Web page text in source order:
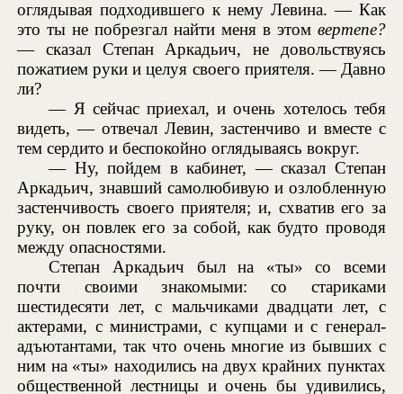
оглядывая подходившего к нему Левина. — Как
это ты не побрезгал найти меня в этом вертепе?
— сказал Степан Аркадьич, не довольствуясь
пожатием руки и целуя своего приятеля. — Давно
ли?
— Я сейчас приехал, и очень хотелось тебя
видеть, — отвечал Левин, застенчиво и вместе с
тем сердито и беспокойно оглядываясь вокруг.
— Ну, пойдем в кабинет, — сказал Степан
Аркадьич, знавший самолюбивую и озлобленную
застенчивость своего приятеля; и, схватив его за
руку, он повлек его за собой, как будто проводя
между опасностями.
Степан Аркадьич был на «ты» со всеми
почти своими знакомыми: со стариками
шестидесяти лет, с мальчиками двадцати лет, с
актерами, с министрами, с купцами и с генерал-
адъютантами, так что очень многие из бывших с
ним на «ты» находились на двух крайних пунктах
общественной лестницы и очень бы удивились,